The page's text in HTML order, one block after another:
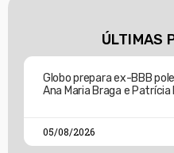
ÚLTIMAS
Globo prepara ex-BBB
Ana Maria Braga e
05/08/2026